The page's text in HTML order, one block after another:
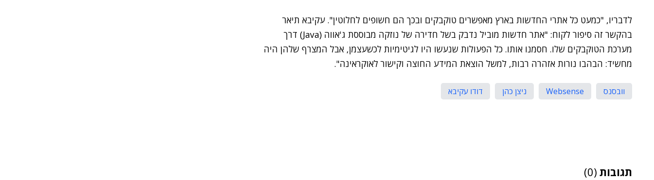
לדבריו, "כמעט כל אתרי החדשות בארץ מאפשרים טוקבקים ובכך הם חשופים לחלוטין". עקיבא תיאר
בהקשר זה סיפור לקוח: "אתר חדשות מוביל נדבק בשל חדירה של נוזקה מבוססת ג'אווה (Java) דרך
מערכת הטוקבקים שלו. חסמנו אותו. כל הפעולות שנעשו היו לגיטימיות לכשעצמן, אבל המצרף שלהן היה
מחשיד: הבהבו נורות אזהרה רבות, למשל הוצאת המידע החוצה וקישור לאוקראינה".
וובסנס Websense ניצן כהן דודו עקיבא
תגובות (0)